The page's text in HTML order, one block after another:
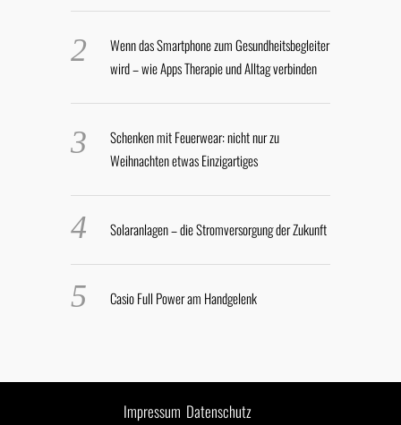
Wenn das Smartphone zum Gesundheitsbegleiter
wird – wie Apps Therapie und Alltag verbinden
Schenken mit Feuerwear: nicht nur zu
Weihnachten etwas Einzigartiges
Solaranlagen – die Stromversorgung der Zukunft
Casio Full Power am Handgelenk
Impressum Datenschutz